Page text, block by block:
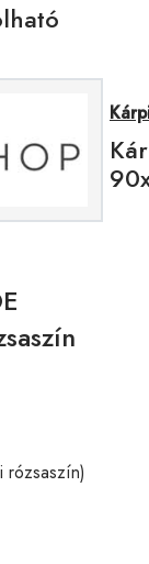
rózsaszín)